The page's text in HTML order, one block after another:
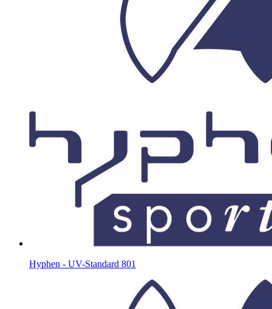
Hyphen - UV-Standard 801